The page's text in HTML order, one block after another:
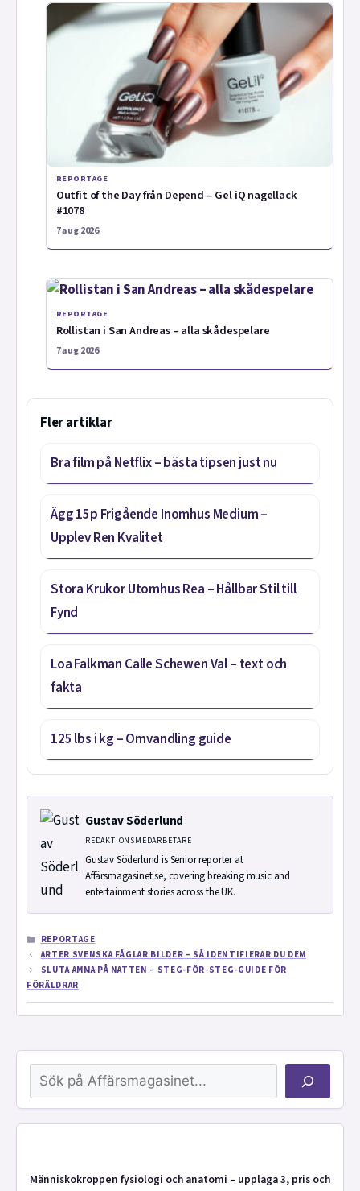
REPORTAGE
Outfit of the Day från Depend – Gel iQ nagellack
#1078
7 aug 2026
REPORTAGE
Rollistan i San Andreas – alla skådespelare
7 aug 2026
Fler artiklar
Bra film på Netflix – bästa tipsen just nu
Ägg 15p Frigående Inomhus Medium –
Upplev Ren Kvalitet
Stora Krukor Utomhus Rea – Hållbar Stil till
Fynd
Loa Falkman Calle Schewen Val – text och
fakta
125 lbs i kg – Omvandling guide
Gustav Söderlund
REDAKTIONSMEDARBETARE
Gustav Söderlund is Senior reporter at
Affärsmagasinet.se, covering breaking music and
entertainment stories across the UK.
KATEGORIER
REPORTAGE
ARTER SVENSKA FÅGLAR BILDER – SÅ IDENTIFIERAR DU DEM
SLUTA AMMA PÅ NATTEN – STEG-FÖR-STEG-GUIDE FÖR
FÖRÄLDRAR
Sök
Människokroppen fysiologi och anatomi – upplaga 3, pris och